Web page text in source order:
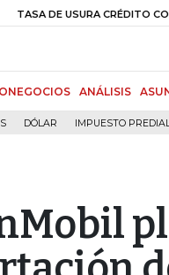
DE USURA CRÉDITO
ANÁLISIS
DÓLAR IMPUESTO